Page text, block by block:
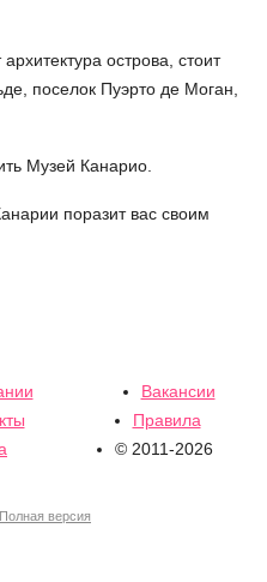
острова, стоит
поселок Пуэрто де Моган,
Музей Канарио.
поразит вас своим
Вакансии
Правила
© 2011-2026
Полная версия